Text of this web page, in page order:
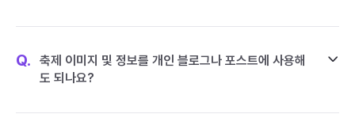
Q.
축제 이미지 및 정보를 개인 블로그나 포스트에 사용해
도 되나요?